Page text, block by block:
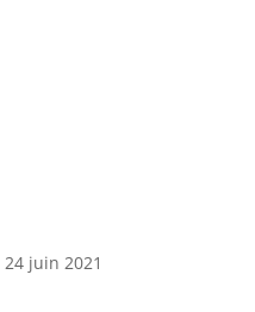
24 juin 2021